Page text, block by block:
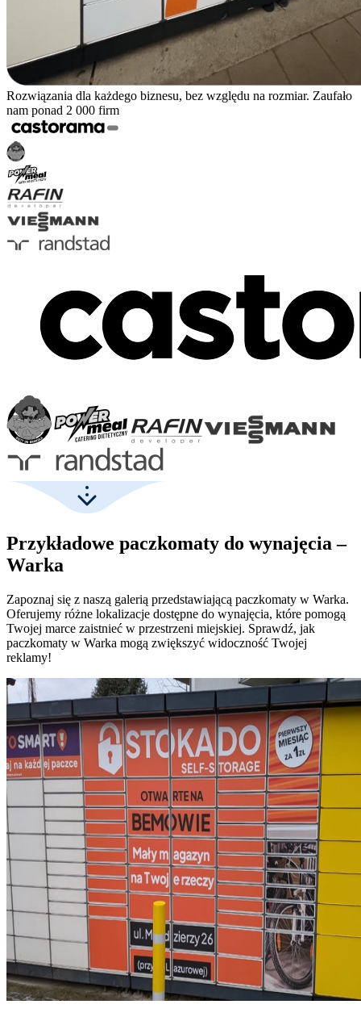
Rozwiązania dla każdego biznesu, bez względu na rozmiar. Zaufało
nam ponad 2 000 firm
Przykładowe paczkomaty do wynajęcia –
Warka
Zapoznaj się z naszą galerią przedstawiającą paczkomaty w Warka.
Oferujemy różne lokalizacje dostępne do wynajęcia, które pomogą
Twojej marce zaistnieć w przestrzeni miejskiej. Sprawdź, jak
paczkomaty w Warka mogą zwiększyć widoczność Twojej
reklamy!